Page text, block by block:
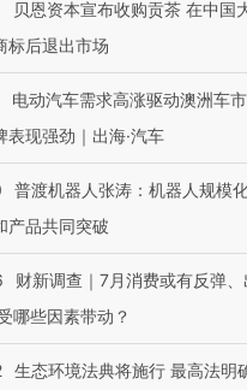
贝恩资本宣布收购贡茶 在中国
标后退出市场
电动汽车需求高涨驱动澳洲车
表现强劲｜出海·汽车
普渡机器人张涛：机器人规模化
产品共同突破
财新调查｜7月消费或有反弹
哪些因素带动？
生态环境法典将施行 最高法明